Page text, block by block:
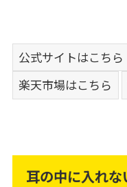
公式サイトはこちら
楽天市場はこちら
耳の中に入れ